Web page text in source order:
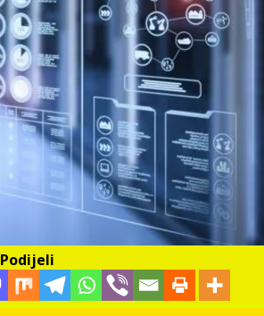
Podijeli